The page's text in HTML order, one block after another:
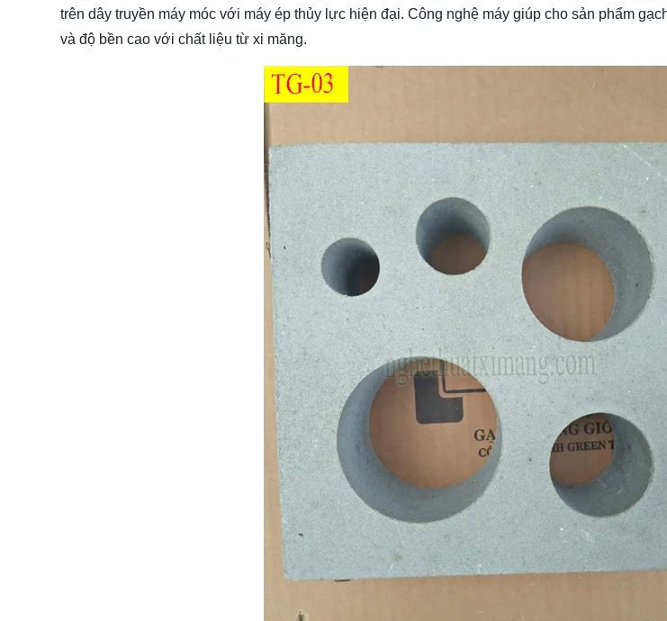
trên dây truyền máy móc với máy ép thủy lực hiện đại. Công nghệ máy giúp cho sản phẩm
và độ bền cao với chất liệu từ xi măng.